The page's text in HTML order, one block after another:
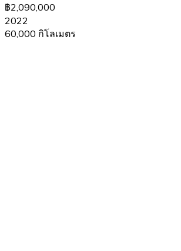
฿2,090,000
2022
60,000 กิโลเมตร